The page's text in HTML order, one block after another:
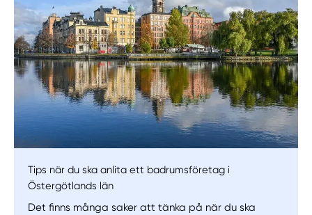
Manuellt Få hjälp
Välj tillvägagångssätt
Tips när du ska anlita ett badrumsföretag i
Östergötlands län
Det finns många saker att tänka på när du ska